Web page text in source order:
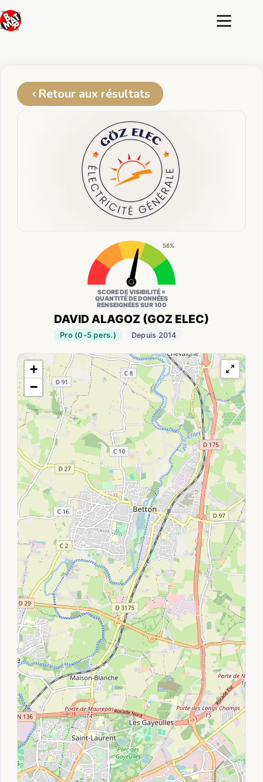
au
contenu
Retour aux résultats
DAVID ALAGOZ (GOZ ELEC)
Pro (0-5 pers.) Depuis 2014
56%
SCORE DE VISIBILITÉ =
QUANTITÉ DE DONNÉES
RENSEIGNÉES SUR 100
+
−